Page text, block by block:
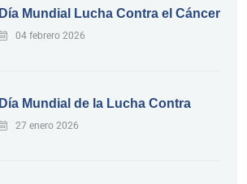
Día Mundial Lucha Contra el Cáncer
04 febrero 2026
Día Mundial de la Lucha Contra
27 enero 2026